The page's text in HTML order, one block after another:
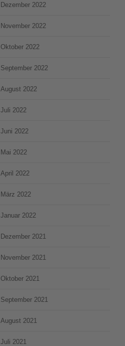
Dezember 2022
November 2022
Oktober 2022
September 2022
August 2022
Juli 2022
Juni 2022
Mai 2022
April 2022
März 2022
Januar 2022
Dezember 2021
November 2021
Oktober 2021
September 2021
August 2021
Juli 2021